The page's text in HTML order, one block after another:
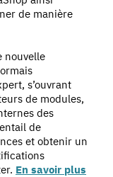
de manière
nouvelle
s’ouvrant
de modules,
des
de
et obtenir un
En savoir plus